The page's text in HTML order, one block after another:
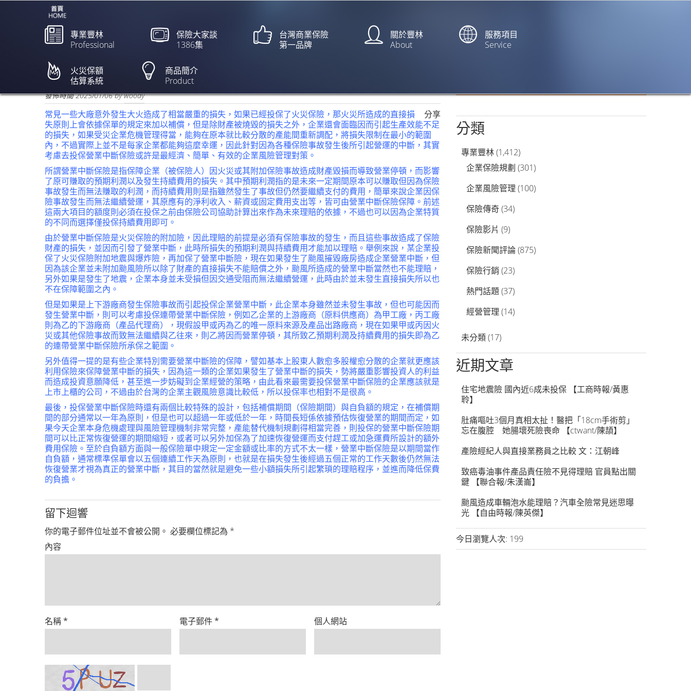
專業豐林
Professional
保險大家談
1386集
台灣商業保險
第一品牌
關於豐林
About
服務項目
Service
火災保額
估算系統
商品簡介
Product
欲閱讀全文請點上列新聞標題
發佈時間2025/01/06bywoody
分享
常見一些大廠意外發生大火造成了相當嚴重的損失，如果已經投保了火災保險，那火災所造成的直接損
失原則上會依據保單的規定來加以補償，但是除財產被燒毀的損失之外，企業還會面臨因而引起生產效能不足
的損失，如果受災企業危機管理得當，能夠在原本就比較分散的產能間重新調配，將損失限制在最小的範圍
內，不過實際上並不是每家企業都能夠這麼幸運，因此針對因為各種保險事故發生後所引起營運的中斷，其實
考慮去投保營業中斷保險或許是最經濟、簡單、有效的企業風險管理對策。
所謂營業中斷保險是指保障企業（被保險人）因火災或其附加保險事故造成財產毀損而導致營業停頓，而影響
了原可賺取的預期利潤以及發生持續費用的損失。其中預期利潤指的是未來一定期間原本可以賺取但因為保險
事故發生而無法賺取的利潤，而持續費用則是指雖然發生了事故但仍然要繼續支付的費用，簡單來說企業因保
險事故發生而無法繼續營運，其原應有的淨利收入、薪資或固定費用支出等，皆可由營業中斷保險保障。前述
這兩大項目的額度則必須在投保之前由保險公司協助計算出來作為未來理賠的依據，不過也可以因為企業特質
的不同而選擇僅投保持續費用即可。
由於營業中斷保險是火災保險的附加險，因此理賠的前提是必須有保險事故的發生，而且這些事故造成了保險
財產的損失，並因而引發了營業中斷，此時所損失的預期利潤與持續費用才能加以理賠。舉例來說，某企業投
保了火災保險附加地震與爆炸險，再加保了營業中斷險，現在如果發生了颱風摧毀廠房造成企業營業中斷，但
因為該企業並未附加颱風險所以除了財產的直接損失不能賠償之外，颱風所造成的營業中斷當然也不能理賠，
另外如果是發生了地震，企業本身並未受損但因交通受阻而無法繼續營運，此時由於並未發生直接損失所以也
不在保障範圍之內。
但是如果是上下游廠商發生保險事故而引起投保企業營業中斷，此企業本身雖然並未發生事故，但也可能因而
發生營業中斷，則可以考慮投保連帶營業中斷保險，例如乙企業的上游廠商（原料供應商）為甲工廠，丙工廠
則為乙的下游廠商（產品代理商），現假設甲或丙為乙的唯一原料來源及產品出路廠商，現在如果甲或丙因火
災或其他保險事故而致無法繼續與乙往來，則乙將因而營業停頓，其所致乙預期利潤及持續費用的損失即為乙
的連帶營業中斷保險所承保之範圍。
另外值得一提的是有些企業特別需要營業中斷險的保障，譬如基本上股東人數愈多股權愈分散的企業就更應該
利用保險來保障營業中斷的損失，因為這一類的企業如果發生了營業中斷的損失，勢將嚴重影響投資人的利益
而造成投資意願降低，甚至進一步妨礙到企業經營的策略，由此看來最需要投保營業中斷保險的企業應該就是
上市上櫃的公司，不過由於台灣的企業主觀風險意識比較低，所以投保率也相對不是很高。
最後，投保營業中斷保險時還有兩個比較特殊的設計，包括補償期間（保險期間）與自負額的規定，在補償期
間的部分通常以一年為原則，但是也可以超過一年或低於一年，時間長短係依據預估恢復營業的期間而定，如
果今天企業本身危機處理與風險管理機制非常完整，產能替代機制規劃得相當完善，則投保的營業中斷保險期
間可以比正常恢復營運的期間縮短，或者可以另外加保為了加速恢復營運而支付趕工或加急運費所設計的額外
費用保險。至於自負額方面與一般保險單中規定一定金額或比率的方式不太一樣，營業中斷保險是以期間當作
自負額，通常標準保單會以五個連續工作天為原則，也就是在損失發生後經過五個正常的工作天數後仍然無法
恢復營業才視為真正的營業中斷，其目的當然就是避免一些小額損失所引起繁瑣的理賠程序，並進而降低保費
的負擔。
留下迴響
你的電子郵件位址並不會被公開。 必要欄位標記為 *
內容
名稱* 電子郵件* 個人網站
分類
專業豐林(1,412)
企業保險規劃 (301)
企業風險管理 (100)
保險傳奇(34)
保險影片 (9)
保險新聞評論(875)
保險行銷 (23)
熱門話題(37)
經營管理 (14)
未分類(17)
近期文章
住宅地震險 國內近6成未投保 【工商時報/黃惠
聆】
肚痛嘔吐3個月真相太扯！醫把「18cm手術剪」
忘在腹腔 她腸壞死險喪命 【ctwant/陳頡】
產險經紀人與直接業務員之比較 文：江朝峰
致癌毒油事件產品責任險不見得理賠 官員點出關
鍵 【聯合報/朱漢崙】
颱風造成車輛泡水能理賠？汽車全險常見迷思曝
光 【自由時報/陳英傑】
今日瀏覽人次: 199